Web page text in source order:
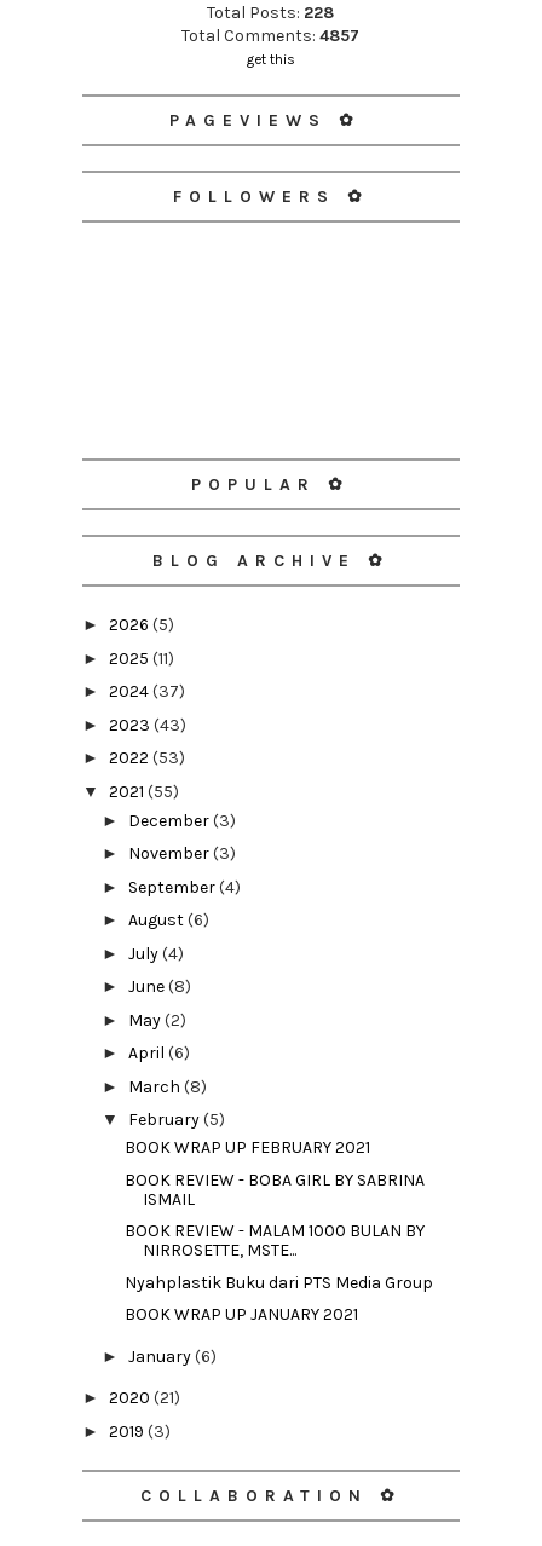
Total Posts: 228
Total Comments:4857
get this
PAGEVIEWS ✿
FOLLOWERS ✿
POPULAR ✿
BLOG ARCHIVE ✿
► 2026 (5)
► 2025 (11)
► 2024(37)
► 2023 (43)
► 2022 (53)
▼ 2021 (55)
► December(3)
► November(3)
► September(4)
►August(6)
►July(4)
►June(8)
► May(2)
►April(6)
► March(8)
▼ February(5)
BOOK WRAP UP FEBRUARY 2021
BOOK REVIEW - BOBA GIRL BY SABRINA
ISMAIL
BOOK REVIEW - MALAM 1000 BULAN BY
NIRROSETTE, MSTE...
Nyahplastik Buku dari PTS Media Group
BOOK WRAP UP JANUARY 2021
►January(6)
► 2020 (21)
► 2019 (3)
COLLABORATION ✿